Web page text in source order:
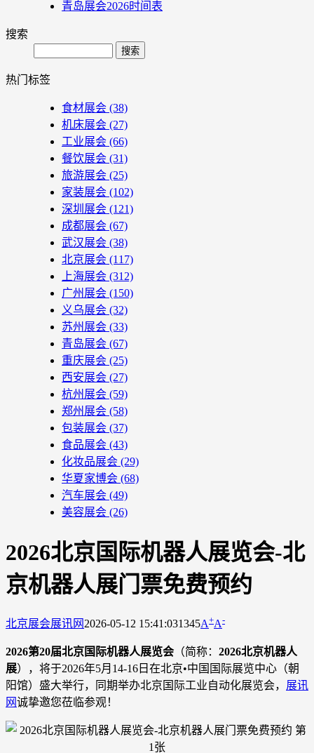
青岛展会2026时间表
搜索
Search
热门标签
食材展会 (38)
机床展会 (27)
工业展会 (66)
餐饮展会 (31)
旅游展会 (25)
家装展会 (102)
深圳展会 (121)
成都展会 (67)
武汉展会 (38)
北京展会 (117)
上海展会 (312)
广州展会 (150)
义乌展会 (32)
苏州展会 (33)
青岛展会 (67)
重庆展会 (25)
西安展会 (27)
杭州展会 (59)
郑州展会 (58)
包装展会 (37)
食品展会 (43)
化妆品展会 (29)
华夏家博会 (68)
汽车展会 (49)
美容展会 (26)
2026北京国际机器人展览会-北
京机器人展门票免费预约
北京展会展讯网 2026-05-12 15:41:031345A+A-
2026第20届北京国际机器人展览会 （简称： 2026北京机器人
展），将于2026年5月14-16日在北京•中国国际展览中心（朝
阳馆）盛大举行，同期举办北京国际工业自动化展览会， 展讯
网诚挚邀您莅临参观！